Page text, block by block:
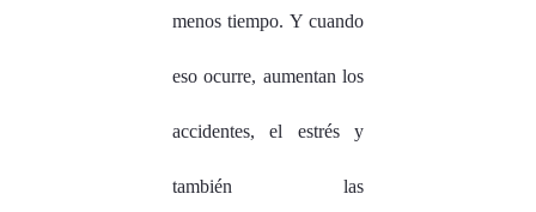
menos tiempo. Y cuando
eso ocurre, aumentan los
accidentes, el estrés y
también las